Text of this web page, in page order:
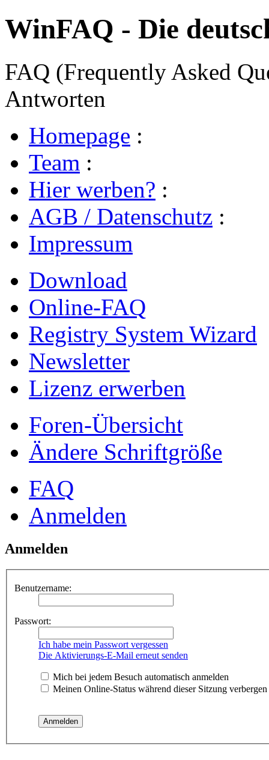
WinFAQ - Die
FAQ (Frequently Asked
Antworten
Homepage :
Team :
Hier werben? :
AGB / Datenschutz :
Impressum
Download
Online-FAQ
Registry System Wizard
Newsletter
Lizenz erwerben
Foren-Übersicht
Ändere Schriftgröße
FAQ
Anmelden
Anmelden
Benutzername:
Passwort:
Ich habe mein Passwort vergessen
Die Aktivierungs-E-Mail erneut senden
Mich bei jedem Besuch automatisch anmelden
Meinen Online-Status während dieser Sitzung verbergen